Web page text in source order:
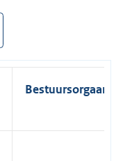
Bestuursorgaan